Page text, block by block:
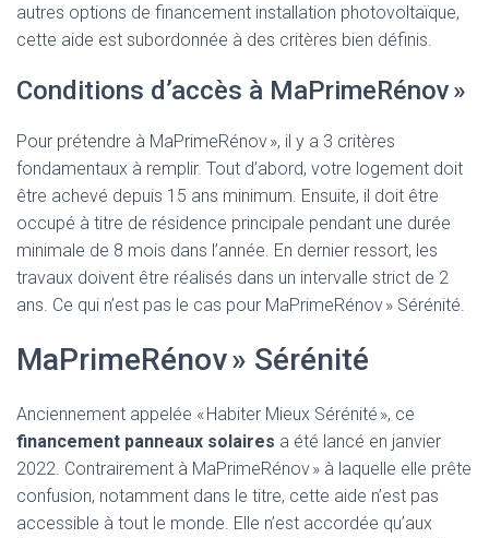
autres options de financement installation photovoltaïque,
cette aide est subordonnée à des critères bien définis.
Conditions d’accès à MaPrimeRénov »
Pour prétendre à MaPrimeRénov », il y a 3 critères
fondamentaux à remplir. Tout d’abord, votre logement doit
être achevé depuis 15 ans minimum. Ensuite, il doit être
occupé à titre de résidence principale pendant une durée
minimale de 8 mois dans l’année. En dernier ressort, les
travaux doivent être réalisés dans un intervalle strict de 2
ans. Ce qui n’est pas le cas pour MaPrimeRénov » Sérénité.
MaPrimeRénov » Sérénité
Anciennement appelée « Habiter Mieux Sérénité », ce
financement panneaux solaires a été lancé en janvier
2022. Contrairement à MaPrimeRénov » à laquelle elle prête
confusion, notamment dans le titre, cette aide n’est pas
accessible à tout le monde. Elle n’est accordée qu’aux